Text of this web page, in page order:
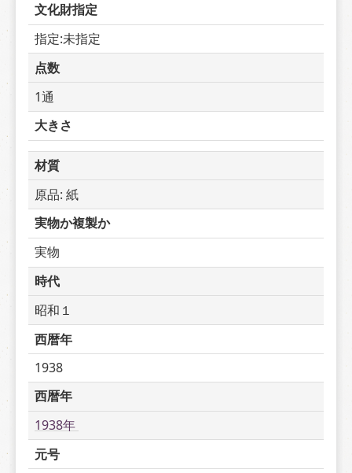
文化財指定
指定:未指定
点数
1通
大きさ
材質
原品: 紙
実物か複製か
実物
時代
昭和１
西暦年
1938
西暦年
1938年
元号